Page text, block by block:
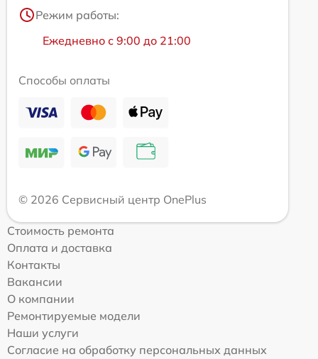
Режим работы:
Ежедневно с 9:00 до 21:00
Способы оплаты
© 2026 Сервисный центр OnePlus
Стоимость ремонта
Оплата и доставка
Контакты
Вакансии
О компании
Ремонтируемые модели
Наши услуги
Согласие на обработку персональных данных